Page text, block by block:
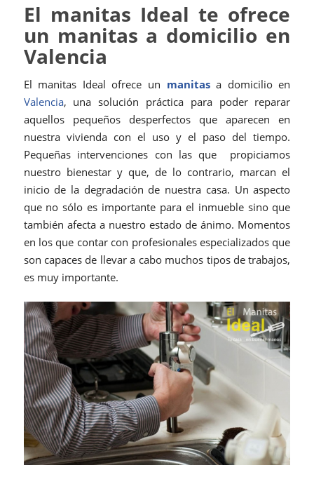
El manitas Ideal te ofrece
un manitas a domicilio en
Valencia
El manitas Ideal ofrece un manitasa domicilio en
Valencia, una solución práctica para poder reparar
aquellos pequeños desperfectos que aparecen en
nuestra vivienda con el uso y el paso del tiempo.
Pequeñas intervenciones con las que propiciamos
nuestro bienestar y que, de lo contrario, marcan el
inicio de la degradación de nuestra casa. Un aspecto
que no sólo es importante para el inmueble sino que
también afecta a nuestro estado de ánimo. Momentos
en los que contar con profesionales especializados que
son capaces de llevar a cabo muchos tipos de trabajos,
es muy importante.